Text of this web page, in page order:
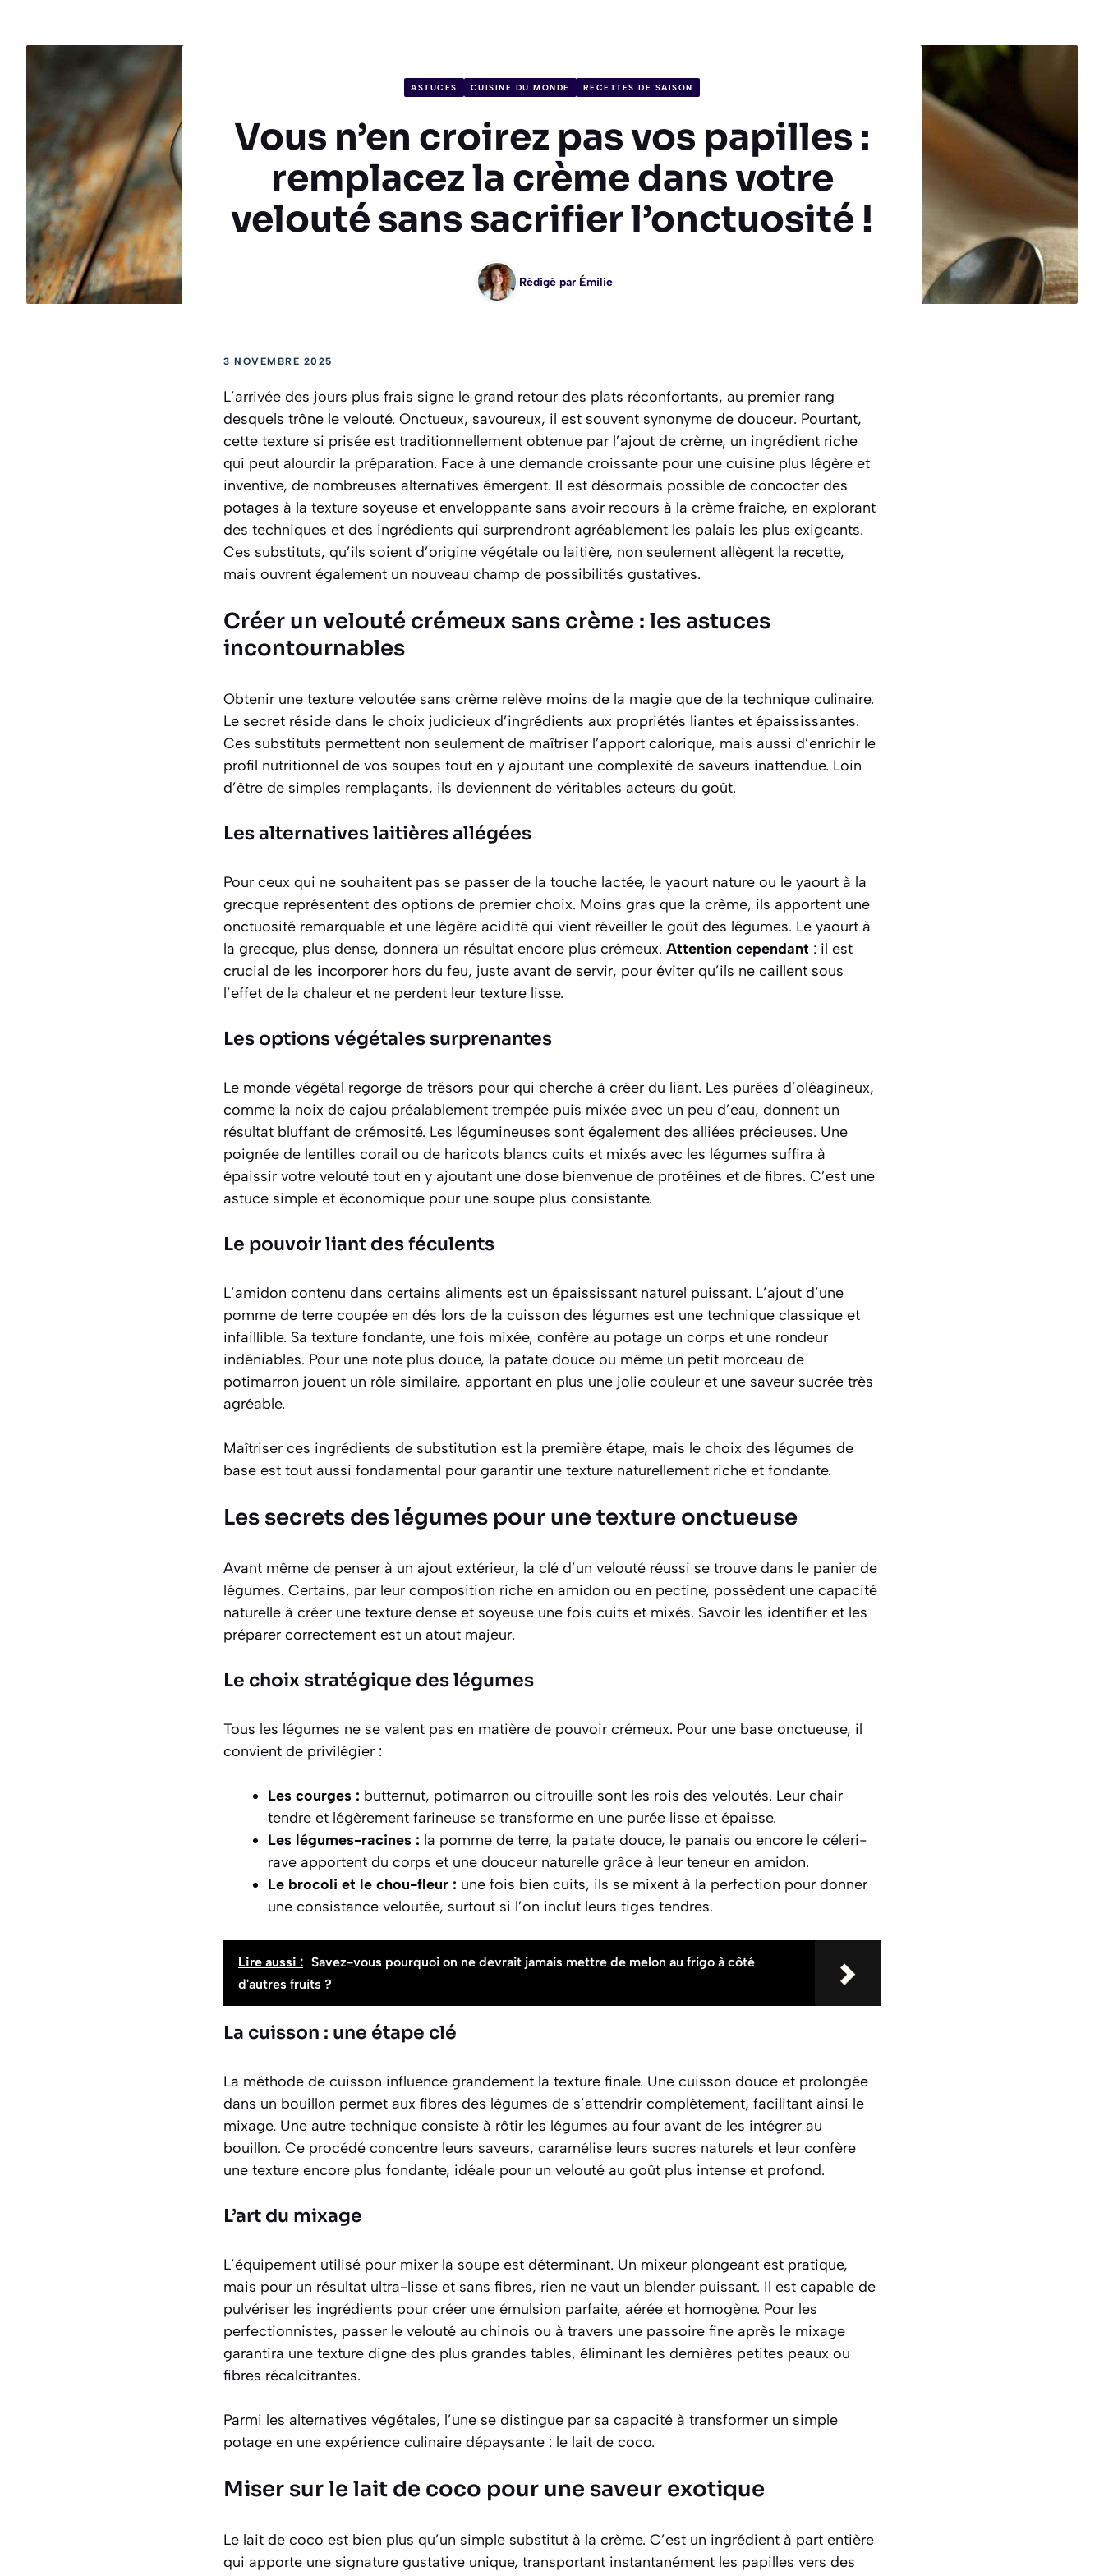
ASTUCES CUISINE DU MONDE RECETTES DE SAISON
Vous n’en croirez pas vos papilles :
remplacez la crème dans votre
velouté sans sacrifier l’onctuosité !
Rédigé par Émilie
3 NOVEMBRE 2025
L’arrivée des jours plus frais signe le grand retour des plats réconfortants, au premier rang
desquels trône le velouté. Onctueux, savoureux, il est souvent synonyme de douceur. Pourtant,
cette texture si prisée est traditionnellement obtenue par l’ajout de crème, un ingrédient riche
qui peut alourdir la préparation. Face à une demande croissante pour une cuisine plus légère et
inventive, de nombreuses alternatives émergent. Il est désormais possible de concocter des
potages à la texture soyeuse et enveloppante sans avoir recours à la crème fraîche, en explorant
des techniques et des ingrédients qui surprendront agréablement les palais les plus exigeants.
Ces substituts, qu’ils soient d’origine végétale ou laitière, non seulement allègent la recette,
mais ouvrent également un nouveau champ de possibilités gustatives.
Créer un velouté crémeux sans crème : les astuces
incontournables
Obtenir une texture veloutée sans crème relève moins de la magie que de la technique culinaire.
Le secret réside dans le choix judicieux d’ingrédients aux propriétés liantes et épaississantes.
Ces substituts permettent non seulement de maîtriser l’apport calorique, mais aussi d’enrichir le
profil nutritionnel de vos soupes tout en y ajoutant une complexité de saveurs inattendue. Loin
d’être de simples remplaçants, ils deviennent de véritables acteurs du goût.
Les alternatives laitières allégées
Pour ceux qui ne souhaitent pas se passer de la touche lactée, le yaourt nature ou le yaourt à la
grecque représentent des options de premier choix. Moins gras que la crème, ils apportent une
onctuosité remarquable et une légère acidité qui vient réveiller le goût des légumes. Le yaourt à
la grecque, plus dense, donnera un résultat encore plus crémeux. Attention cependant : il est
crucial de les incorporer hors du feu, juste avant de servir, pour éviter qu’ils ne caillent sous
l’effet de la chaleur et ne perdent leur texture lisse.
Les options végétales surprenantes
Le monde végétal regorge de trésors pour qui cherche à créer du liant. Les purées d’oléagineux,
comme la noix de cajou préalablement trempée puis mixée avec un peu d’eau, donnent un
résultat bluffant de crémosité. Les légumineuses sont également des alliées précieuses. Une
poignée de lentilles corail ou de haricots blancs cuits et mixés avec les légumes suffira à
épaissir votre velouté tout en y ajoutant une dose bienvenue de protéines et de fibres. C’est une
astuce simple et économique pour une soupe plus consistante.
Le pouvoir liant des féculents
L’amidon contenu dans certains aliments est un épaississant naturel puissant. L’ajout d’une
pomme de terre coupée en dés lors de la cuisson des légumes est une technique classique et
infaillible. Sa texture fondante, une fois mixée, confère au potage un corps et une rondeur
indéniables. Pour une note plus douce, la patate douce ou même un petit morceau de
potimarron jouent un rôle similaire, apportant en plus une jolie couleur et une saveur sucrée très
agréable.
Maîtriser ces ingrédients de substitution est la première étape, mais le choix des légumes de
base est tout aussi fondamental pour garantir une texture naturellement riche et fondante.
Les secrets des légumes pour une texture onctueuse
Avant même de penser à un ajout extérieur, la clé d’un velouté réussi se trouve dans le panier de
légumes. Certains, par leur composition riche en amidon ou en pectine, possèdent une capacité
naturelle à créer une texture dense et soyeuse une fois cuits et mixés. Savoir les identifier et les
préparer correctement est un atout majeur.
Le choix stratégique des légumes
Tous les légumes ne se valent pas en matière de pouvoir crémeux. Pour une base onctueuse, il
convient de privilégier :
Les courges : butternut, potimarron ou citrouille sont les rois des veloutés. Leur chair
tendre et légèrement farineuse se transforme en une purée lisse et épaisse.
Les légumes-racines : la pomme de terre, la patate douce, le panais ou encore le céleri-
rave apportent du corps et une douceur naturelle grâce à leur teneur en amidon.
Le brocoli et le chou-fleur : une fois bien cuits, ils se mixent à la perfection pour donner
une consistance veloutée, surtout si l’on inclut leurs tiges tendres.
Lire aussi : Savez-vous pourquoi on ne devrait jamais mettre de melon au frigo à côté
d'autres fruits ?
La cuisson : une étape clé
La méthode de cuisson influence grandement la texture finale. Une cuisson douce et prolongée
dans un bouillon permet aux fibres des légumes de s’attendrir complètement, facilitant ainsi le
mixage. Une autre technique consiste à rôtir les légumes au four avant de les intégrer au
bouillon. Ce procédé concentre leurs saveurs, caramélise leurs sucres naturels et leur confère
une texture encore plus fondante, idéale pour un velouté au goût plus intense et profond.
L’art du mixage
L’équipement utilisé pour mixer la soupe est déterminant. Un mixeur plongeant est pratique,
mais pour un résultat ultra-lisse et sans fibres, rien ne vaut un blender puissant. Il est capable de
pulvériser les ingrédients pour créer une émulsion parfaite, aérée et homogène. Pour les
perfectionnistes, passer le velouté au chinois ou à travers une passoire fine après le mixage
garantira une texture digne des plus grandes tables, éliminant les dernières petites peaux ou
fibres récalcitrantes.
Parmi les alternatives végétales, l’une se distingue par sa capacité à transformer un simple
potage en une expérience culinaire dépaysante : le lait de coco.
Miser sur le lait de coco pour une saveur exotique
Le lait de coco est bien plus qu’un simple substitut à la crème. C’est un ingrédient à part entière
qui apporte une signature gustative unique, transportant instantanément les papilles vers des